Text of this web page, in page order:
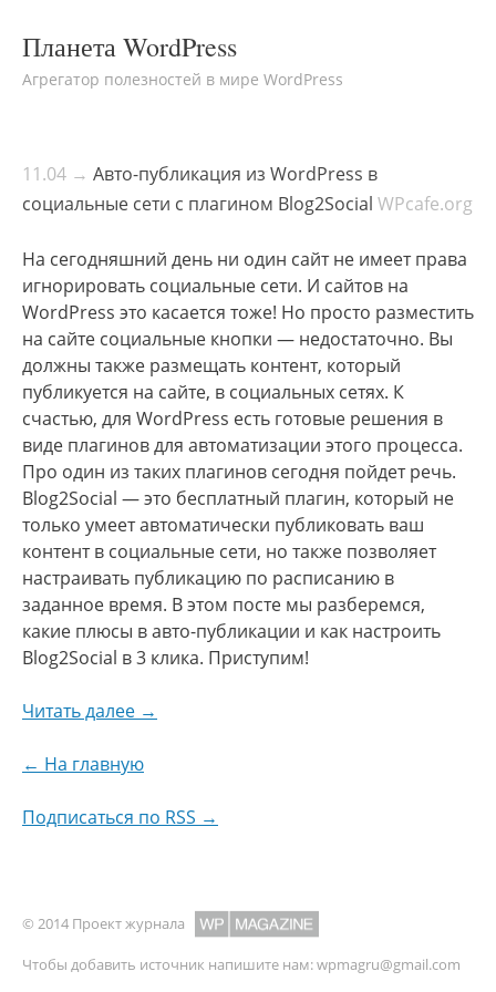
Планета WordPress
Агрегатор полезностей в мире WordPress
11.04 → Авто-публикация из WordPress в
социальные сети с плагином Blog2Social WPcafe.org
На сегодняшний день ни один сайт не имеет права
игнорировать социальные сети. И сайтов на
WordPress это касается тоже! Но просто разместить
на сайте социальные кнопки — недостаточно. Вы
должны также размещать контент, который
публикуется на сайте, в социальных сетях. К
счастью, для WordPress есть готовые решения в
виде плагинов для автоматизации этого процесса.
Про один из таких плагинов сегодня пойдет речь.
Blog2Social — это бесплатный плагин, который не
только умеет автоматически публиковать ваш
контент в социальные сети, но также позволяет
настраивать публикацию по расписанию в
заданное время. В этом посте мы разберемся,
какие плюсы в авто-публикации и как настроить
Blog2Social в 3 клика. Приступим!
Читать далее →
← На главную
Подписаться по RSS →
© 2014 Проект журнала
Чтобы добавить источник напишите нам:wpmagru@gmail.com